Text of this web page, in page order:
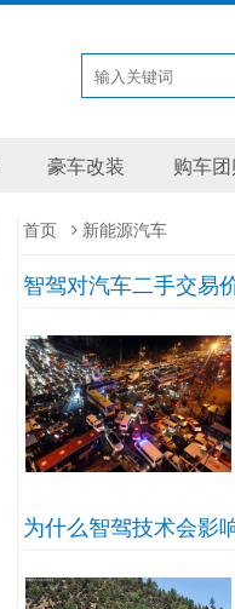
豪车改装 购车
首页 新能源汽车
智驾对汽车二手交易
为什么智驾技术会影